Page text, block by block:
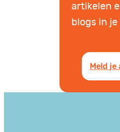
artikelen
blogs in
Meld je